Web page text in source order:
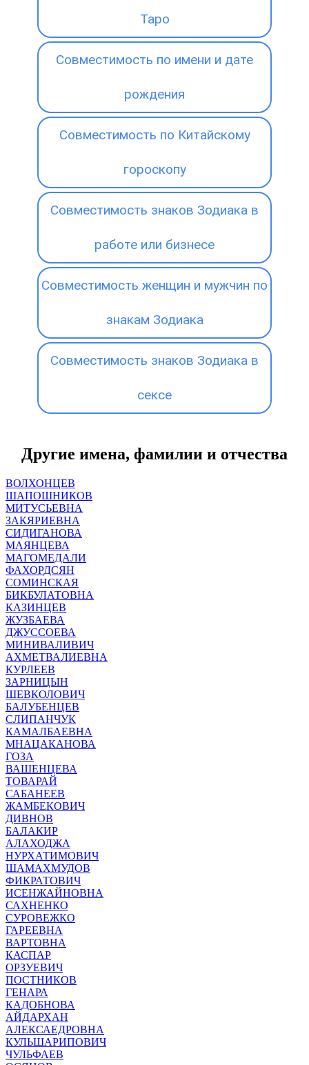
Таро
Совместимость по имени и дате
рождения
Совместимость по Китайскому
гороскопу
Совместимость знаков Зодиака в
работе или бизнесе
Совместимость женщин и мужчин по
знакам Зодиака
Совместимость знаков Зодиака в
сексе
Другие имена, фамилии и отчества
ВОЛХОНЦЕВ
ШАПОШНИКОВ
МИТУСЬЕВНА
ЗАКЯРИЕВНА
СИДИГАНОВА
МАЯНЦЕВА
МАГОМЕДАЛИ
ФАХОРДСЯН
СОМИНСКАЯ
БИКБУЛАТОВНА
КАЗИНЦЕВ
ЖУЗБАЕВА
ДЖУССОЕВА
МИНИВАЛИВИЧ
АХМЕТВАЛИЕВНА
КУРЛЕЕВ
ЗАРНИЦЫН
ШЕВКОЛОВИЧ
БАЛУБЕНЦЕВ
СЛИПАНЧУК
КАМАЛБАЕВНА
МНАЦАКАНОВА
ГОЗА
ВАШЕНЦЕВА
ТОВАРАЙ
САБАНЕЕВ
ЖАМБЕКОВИЧ
ДИВНОВ
БАЛАКИР
АЛАХОДЖА
НУРХАТИМОВИЧ
ШАМАХМУДОВ
ФИКРАТОВИЧ
ИСЕНЖАЙНОВНА
САХНЕНКО
СУРОВЕЖКО
ГАРЕЕВНА
ВАРТОВНА
КАСПАР
ОРЗУЕВИЧ
ПОСТНИКОВ
ГЕНАРА
КАДОБНОВА
АЙДАРХАН
АЛЕКСАЕДРОВНА
КУЛЬШАРИПОВИЧ
ЧУЛЬФАЕВ